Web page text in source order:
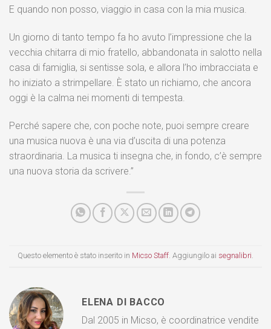
E quando non posso, viaggio in casa con la mia musica.
Un giorno di tanto tempo fa ho avuto l’impressione che la
vecchia chitarra di mio fratello, abbandonata in salotto nella
casa di famiglia, si sentisse sola, e allora l’ho imbracciata e
ho iniziato a strimpellare. È stato un richiamo, che ancora
oggi è la calma nei momenti di tempesta.
Perché sapere che, con poche note, puoi sempre creare
una musica nuova è una via d’uscita di una potenza
straordinaria. La musica ti insegna che, in fondo, c’è sempre
una nuova storia da scrivere.”
Questo elemento è stato inserito in Micso Staff. Aggiungilo ai segnalibri.
ELENA DI BACCO
Dal 2005 in Micso, è coordinatrice vendite